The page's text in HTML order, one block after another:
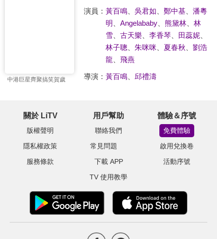
中港巨星齊聚搞笑賀歲
演員： 黃百鳴、 吳君如 鄭中基、 潘粵
明
Angelababy、 熊黛林、 林
雪、 古天樂 李香琴 田蕊妮、
林子聰
朱咪咪 夏春秋
劉浩
龍
飛燕
導演： 黃百鳴、 邱禮濤
關於 LiTV
版權聲明
隱私權政策
服務條款
用戶幫助
聯絡我們
常見問題
下載 APP
TV 使用教學
體驗＆序號
免費體驗
啟用兌換卷
活動序號